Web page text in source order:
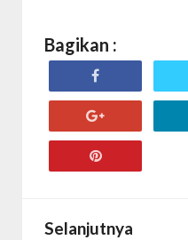
Bagikan :
Selanjutnya